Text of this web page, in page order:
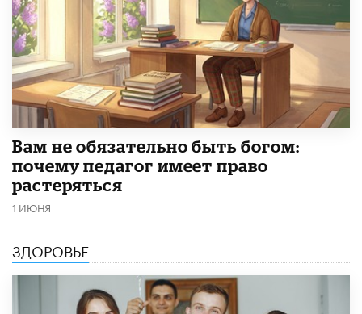
​Вам не обязательно быть богом:
почему педагог имеет право
растеряться
1 ИЮНЯ
ЗДОРОВЬЕ